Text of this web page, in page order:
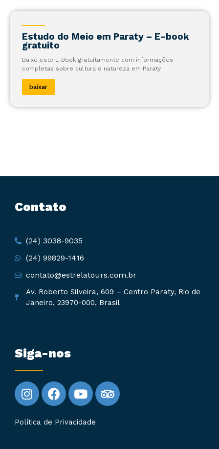
Estudo do Meio em Paraty – E-book
gratuito
Baixe este E-Book gratuitamente com informações
completas sobre cultura e natureza em Paraty
baixar
Contato
(24) 3038-9035
(24) 99829-1416
contato@estrelatours.com.br
Av. Roberto Silveira, 609 – Centro Paraty, Rio de
Janeiro, 23970-000, Brasil
Siga-nos
Política de Privacidade